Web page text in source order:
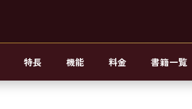
特長 機能 料金 書籍一覧